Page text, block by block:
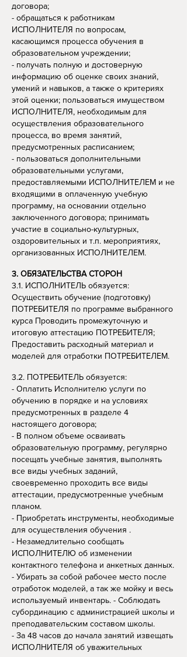
договора;
- обращаться к работникам
ИСПОЛНИТЕЛЯ по вопросам,
касающимся процесса обучения в
образовательном учреждении;
- получать полную и достоверную
информацию об оценке своих знаний,
умений и навыков, а также о критериях
этой оценки; пользоваться имуществом
ИСПОЛНИТЕЛЯ, необходимым для
осуществления образовательного
процесса, во время занятий,
предусмотренных расписанием;
- пользоваться дополнительными
образовательными услугами,
предоставляемыми ИСПОЛНИТЕЛЕМ и не
входящими в оплаченную учебную
программу, на основании отдельно
заключенного договора; принимать
участие в социально-культурных,
оздоровительных и т.п. мероприятиях,
организованных ИСПОЛНИТЕЛЕМ.
3. ОБЯЗАТЕЛЬСТВА СТОРОН
3.1. ИСПОЛНИТЕЛЬ обязуется:
Осуществить обучение (подготовку)
ПОТРЕБИТЕЛЯ по программе выбранного
курса Проводить промежуточную и
итоговую аттестацию ПОТРЕБИТЕЛЯ;
Предоставить расходный материал и
моделей для отработки ПОТРЕБИТЕЛЕМ.
3.2. ПОТРЕБИТЕЛЬ обязуется:
- Оплатить Исполнителю услуги по
обучению в порядке и на условиях
предусмотренных в разделе 4
настоящего договора;
- В полном объеме осваивать
образовательную программу, регулярно
посещать учебные занятия, выполнять
все виды учебных заданий,
своевременно проходить все виды
аттестации, предусмотренные учебным
планом.
- Приобретать инструменты, необходимые
для осуществления обучения .
- Незамедлительно сообщать
ИСПОЛНИТЕЛЮ об изменении
контактного телефона и анкетных данных.
- Убирать за собой рабочее место после
отработок моделей, а так же мойку и весь
используемый инвентарь. - Соблюдать
субординацию с администрацией школы и
преподавательским составом школы.
- За 48 часов до начала занятий извещать
ИСПОЛНИТЕЛЯ об уважительных